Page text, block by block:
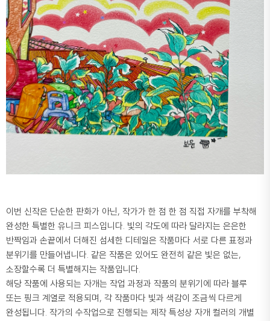
이번 신작은 단순한 판화가 아닌, 작가가 한 점 한 점 직접 자개를 부착해
완성한 특별한 유니크 피스입니다. 빛의 각도에 따라 달라지는 은은한
반짝임과 손끝에서 더해진 섬세한 디테일은 작품마다 서로 다른 표정과
분위기를 만들어냅니다. 같은 작품은 있어도 완전히 같은 빛은 없는,
소장할수록 더 특별해지는 작품입니다.
해당 작품에 사용되는 자개는 작업 과정과 작품의 분위기에 따라 블루
또는 핑크 계열로 적용되며, 각 작품마다 빛과 색감이 조금씩 다르게
완성됩니다. 작가의 수작업으로 진행되는 제작 특성상 자개 컬러의 개별